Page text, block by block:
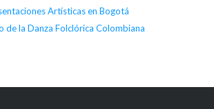
Artísticas en Bogotá
de la Danza Folclórica Colombiana